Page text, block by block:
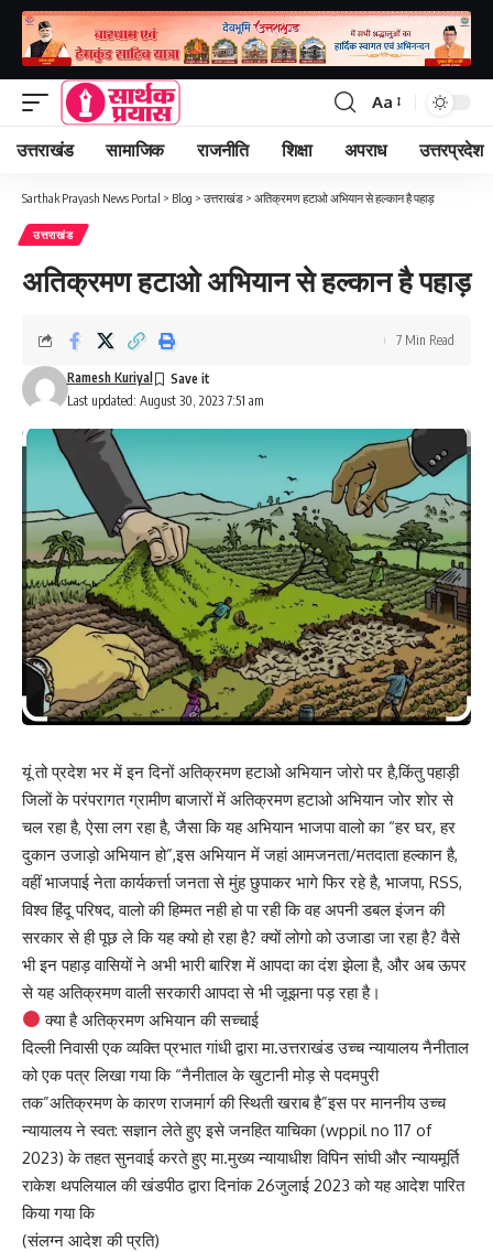
Font
Resizer
Aa
उत्तराखंड सामाजिक राजनीति शिक्षा अपराध उत्तरप्रदेश
Sarthak Prayash News Portal > Blog > उत्तराखंड > अतिक्रमण हटाओ अभियान से हल्कान है पहाड़
उत्तराखंड
अतिक्रमण हटाओ अभियान से हल्कान है पहाड़
Last updated: August 30, 2023 7:51 am
Ramesh Kuriyal
7 Min Read
यूं तो प्रदेश भर में इन दिनों अतिक्रमण हटाओ अभियान जोरो पर है,किंतु पहाड़ी
जिलों के परंपरागत ग्रामीण बाजारों में अतिक्रमण हटाओ अभियान जोर शोर से
चल रहा है, ऐसा लग रहा है, जैसा कि यह अभियान भाजपा वालो का “हर घर, हर
दुकान उजाड़ो अभियान हो”,इस अभियान में जहां आमजनता/मतदाता हल्कान है,
वहीं भाजपाई नेता कार्यकर्त्ता जनता से मुंह छुपाकर भागे फिर रहे है, भाजपा, RSS,
विश्व हिंदू परिषद, वालो की हिम्मत नही हो पा रही कि वह अपनी डबल इंजन की
सरकार से ही पूछ ले कि यह क्यो हो रहा है? क्यों लोगो को उजाडा जा रहा है? वैसे
भी इन पहाड़ वासियों ने अभी भारी बारिश में आपदा का दंश झेला है, और अब ऊपर
से यह अतिक्रमण वाली सरकारी आपदा से भी जूझना पड़ रहा है।
क्या है अतिक्रमण अभियान की सच्चाई
दिल्ली निवासी एक व्यक्ति प्रभात गांधी द्वारा मा.उत्तराखंड उच्च न्यायालय नैनीताल
को एक पत्र लिखा गया कि “नैनीताल के खुटानी मोड़ से पदमपुरी
तक”अतिक्रमण के कारण राजमार्ग की स्थिती खराब है”इस पर माननीय उच्च
न्यायालय ने स्वत: सज्ञान लेते हुए इसे जनहित याचिका (wppil no 117 of
2023) के तहत सुनवाई करते हुए मा.मुख्य न्यायाधीश विपिन सांघी और न्यायमूर्ति
राकेश थपलियाल की खंडपीठ द्वारा दिनांक 26जुलाई 2023 को यह आदेश पारित
किया गया कि
(संलग्न आदेश की प्रति)